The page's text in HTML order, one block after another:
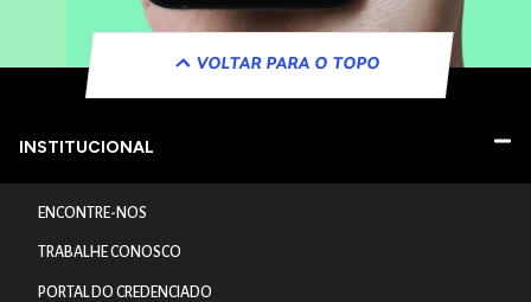
VOLTAR PARA O TOPO
INSTITUCIONAL
ENCONTRE-NOS
TRABALHE CONOSCO
PORTAL DO CREDENCIADO